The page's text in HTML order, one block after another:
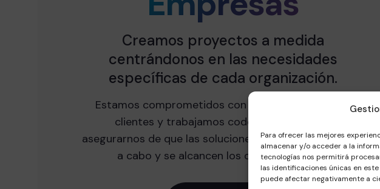
Para ofrecer las mejores
almacenar y/o acceder a la
tecnologías nos permitirá
las identificaciones únicas en
puede afectar negativamente a
Creamos proyectos a medida
centrándonos en las necesidades
específicas de cada organización.
Estamos comprometidos con el éxito de nuestros
clientes y trabajamos codo con codo para
asegurarnos de que las soluciones propuestas se lleven
a cabo y se alcancen los objetivos fijados.